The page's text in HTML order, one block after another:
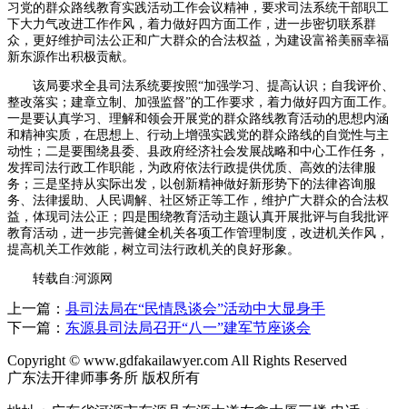
习党的群众路线教育实践活动工作会议精神，要求司法系统干部职工
下大力气改进工作作风，着力做好四方面工作，进一步密切联系群
众，更好维护司法公正和广大群众的合法权益，为建设富裕美丽幸福
新东源作出积极贡献。
该局要求全县司法系统要按照“加强学习、提高认识；自我评价、
整改落实；建章立制、加强监督”的工作要求，着力做好四方面工作。
一是要认真学习、理解和领会开展党的群众路线教育活动的思想内涵
和精神实质，在思想上、行动上增强实践党的群众路线的自觉性与主
动性；二是要围绕县委、县政府经济社会发展战略和中心工作任务，
发挥司法行政工作职能，为政府依法行政提供优质、高效的法律服
务；三是坚持从实际出发，以创新精神做好新形势下的法律咨询服
务、法律援助、人民调解、社区矫正等工作，维护广大群众的合法权
益，体现司法公正；四是围绕教育活动主题认真开展批评与自我批评
教育活动，进一步完善健全机关各项工作管理制度，改进机关作风，
提高机关工作效能，树立司法行政机关的良好形象。
转载自:河源网
上一篇： 县司法局在“民情恳谈会”活动中大显身手
下一篇： 东源县司法局召开“八一”建军节座谈会
Copyright © www.gdfakailawyer.com All Rights Reserved
广东法开律师事务所 版权所有